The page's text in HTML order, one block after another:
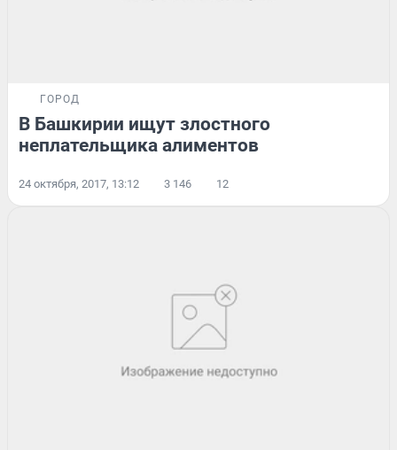
ГОРОД
В Башкирии ищут злостного
неплательщика алиментов
24 октября, 2017, 13:12 3 146 12